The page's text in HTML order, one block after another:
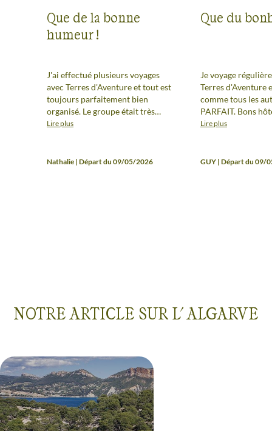
Que de la bonne
humeur !
J'ai effectué plusieurs voyages
avec Terres d'Aventure et tout est
toujours parfaitement bien
organisé. Le groupe était très
sympa et une mention spéciale
toujours disponible et attentif.
Lire plus
Nathalie | Départ du 09/05/2026
Que du
Je voyage
Terres d'Aventure
comme tous les
PARFAIT. Bons
repas, des
connaisseur du
Lire plus
GUY | Départ du 09/
NOTRE ARTICLE SUR L' ALGARVE